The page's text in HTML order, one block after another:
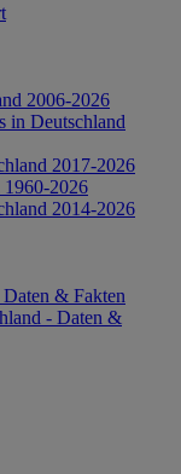
2006-2026
in Deutschland
2017-2026
2026
2014-2026
& Fakten
- Daten &